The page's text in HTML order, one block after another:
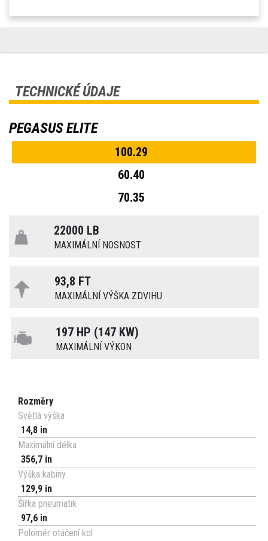
TECHNICKÉ ÚDAJE
PEGASUS ELITE
100.29
60.40
70.35
22000 LB
MAXIMÁLNÍ NOSNOST
93,8 FT
MAXIMÁLNÍ VÝŠKA ZDVIHU
197 HP (147 KW)
MAXIMÁLNÍ VÝKON
Rozměry
Světlá výška
14,8 in
Maximální délka
356,7 in
Výška kabiny
129,9 in
Šířka pneumatik
97,6 in
Poloměr otáčení kol